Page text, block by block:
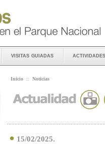
visitas guiadas actividades
Inicio :: Noticias
15/02/2025.